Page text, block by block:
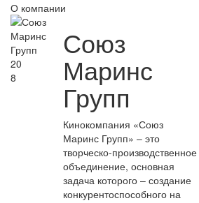
О компании
20
8
Союз
Маринс
Групп
Кинокомпания «Союз
Маринс Групп» – это
творческо-производственное
объединение, основная
задача которого – создание
конкурентоспособного на